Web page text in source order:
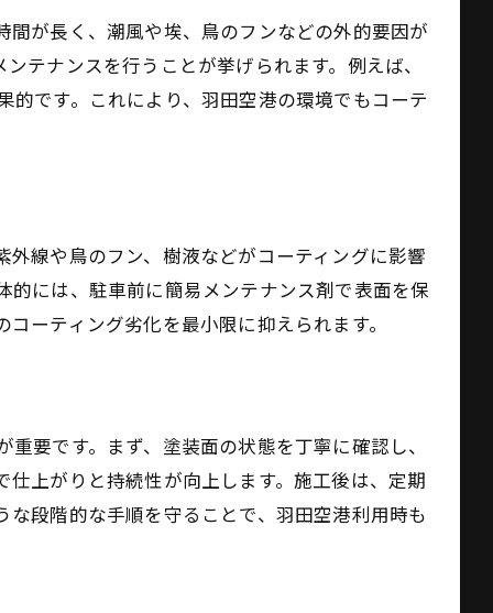
が長く、潮風や埃、鳥のフンなどの外的要因が
テナンスを行うことが挙げられます。例えば、
です。これにより、羽田空港の環境でもコーテ
線や鳥のフン、樹液などがコーティングに影響
には、駐車前に簡易メンテナンス剤で表面を保
ーティング劣化を最小限に抑えられます。
要です。まず、塗装面の状態を丁寧に確認し、
上がりと持続性が向上します。施工後は、定期
段階的な手順を守ることで、羽田空港利用時も